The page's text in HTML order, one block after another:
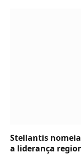
Stellantis
a liderança